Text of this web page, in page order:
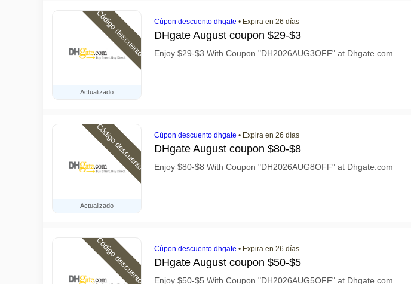
Actualizado
Código descuento Cúpon descuento dhgate • Expira en 26 días
DHgate August coupon $29-$3
Enjoy $29-$3 With Coupon "DH2026AUG3OFF" at Dhgate.com
Actualizado
Código descuento Cúpon descuento dhgate • Expira en 26 días
DHgate August coupon $80-$8
Enjoy $80-$8 With Coupon "DH2026AUG8OFF" at Dhgate.com
Código descuento Cúpon descuento dhgate • Expira en 26 días
DHgate August coupon $50-$5
Enjoy $50-$5 With Coupon "DH2026AUG5OFF" at Dhgate.com